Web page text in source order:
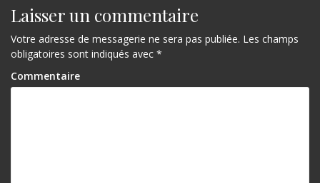
Laisser un commentaire
Votre adresse de messagerie ne sera pas publiée. Les champs
obligatoires sont indiqués avec *
Commentaire